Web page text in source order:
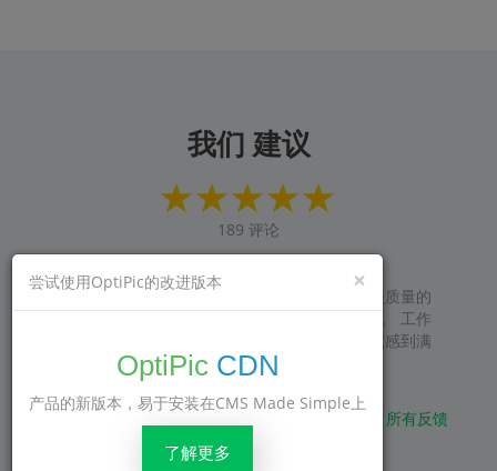
我们 建议
189 评论
产品很满意！ 有一个必要的功能，可以在不损失质量的
情况下正确压缩图像，并且无需在服务器上加载。 工作
原则是固定和遗忘的。 谷歌和用户对网站的速度感到满
意。 我推荐。
所有反馈
×
尝试使用OptiPic的改进版本
OptiPic CDN
产品的新版本，易于安装在CMS Made Simple上
了解更多